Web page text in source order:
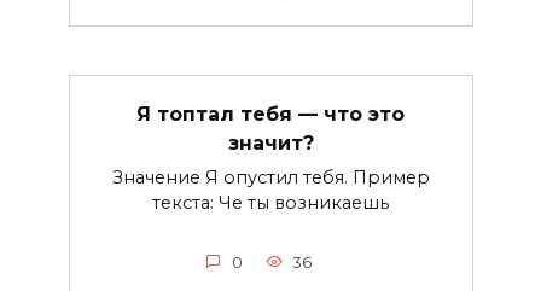
Я топтал тебя — что это
значит?
Значение Я опустил тебя. Пример
текста: Че ты возникаешь
0 36